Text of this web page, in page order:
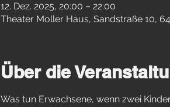
12. Dez. 2025, 20:00 – 22:00
Theater Moller Haus, Sandstraße 10,
Über die
Was tun Erwachsene, wenn zwei